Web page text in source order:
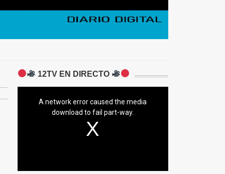
12TV EN DIRECTO
A network error caused the media
download to fail part-way.